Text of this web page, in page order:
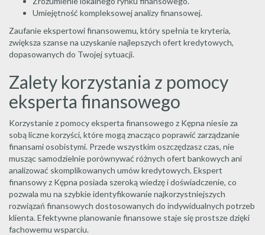
Umiejętność kompleksowej analizy finansowej.
Zaufanie ekspertowi finansowemu, który spełnia te kryteria,
zwiększa szanse na uzyskanie najlepszych ofert kredytowych,
dopasowanych do Twojej sytuacji.
Zalety korzystania z pomocy
eksperta finansowego
Korzystanie z pomocy eksperta finansowego z Kępna niesie za
sobą liczne korzyści, które mogą znacząco poprawić zarządzanie
finansami osobistymi. Przede wszystkim oszczędzasz czas, nie
musząc samodzielnie porównywać różnych ofert bankowych ani
analizować skomplikowanych umów kredytowych. Ekspert
finansowy z Kępna posiada szeroką wiedzę i doświadczenie, co
pozwala mu na szybkie identyfikowanie najkorzystniejszych
rozwiązań finansowych dostosowanych do indywidualnych potrzeb
klienta. Efektywne planowanie finansowe staje się prostsze dzięki
fachowemu wsparciu.